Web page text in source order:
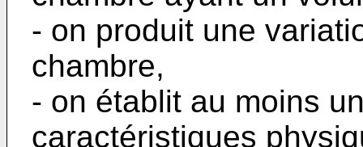
- on produit une
chambre,
- on établit au moins
caractéristiques